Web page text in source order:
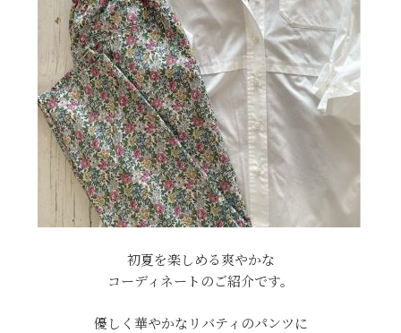
初夏を楽しめる爽やかな
コーディネートのご紹介です。
優しく華やかなリバティのパンツに